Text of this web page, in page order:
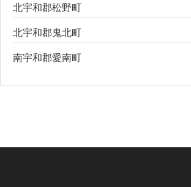
北宇和郡松野町
北宇和郡鬼北町
南宇和郡愛南町